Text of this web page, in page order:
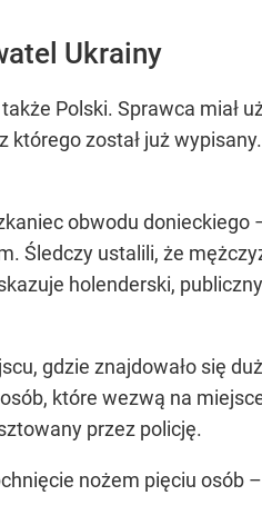
Ukrainy
Polski. Sprawca miał
został już
obwodu donieckiego
Śledczy ustalili, że
holenderski,
gdzie znajdowało się
które wezwą na
przez policję.
nożem pięciu osób